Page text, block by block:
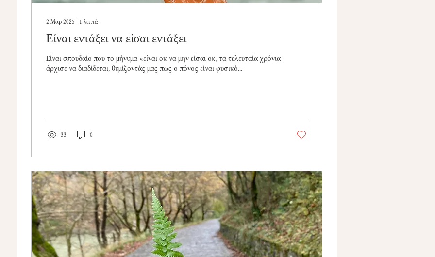
2 Μαρ 2025 ∙ 1 λεπτά
Είναι εντάξει να είσαι εντάξει
Είναι σπουδαίο που το μήνυμα «είναι οκ να μην είσαι οκ, τα τελευταία χρόνια
άρχισε να διαδίδεται, θυμίζοντάς μας πως ο πόνος είναι φυσικό...
33 0